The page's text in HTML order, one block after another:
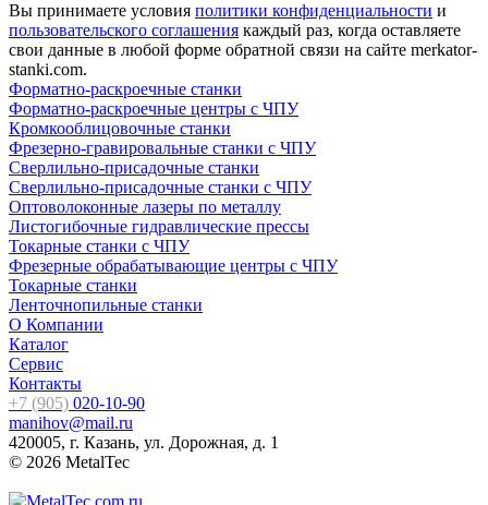
Вы принимаете условия политики конфиденциальности и
пользовательского соглашения каждый раз, когда оставляете
свои данные в любой форме обратной связи на сайте merkator-
stanki.com.
Форматно-раскроечные станки
Форматно-раскроечные центры с ЧПУ
Кромкооблицовочные cтанки
Фрезерно-гравировальные станки с ЧПУ
Сверлильно-присадочные станки
Сверлильно-присадочные станки с ЧПУ
Оптоволоконные лазеры по металлу
Листогибочные гидравлические прессы
Токарные станки с ЧПУ
Фрезерные обрабатывающие центры с ЧПУ
Токарные станки
Ленточнопильные станки
О Компании
Каталог
Сервис
Контакты
+7 (905) 020-10-90
manihov@mail.ru
420005, г. Казань, ул. Дорожная, д. 1
© 2026 MetalTec